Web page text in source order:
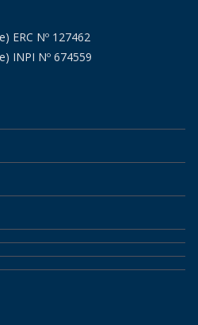
ERC Nº 127462
INPI Nº 674559